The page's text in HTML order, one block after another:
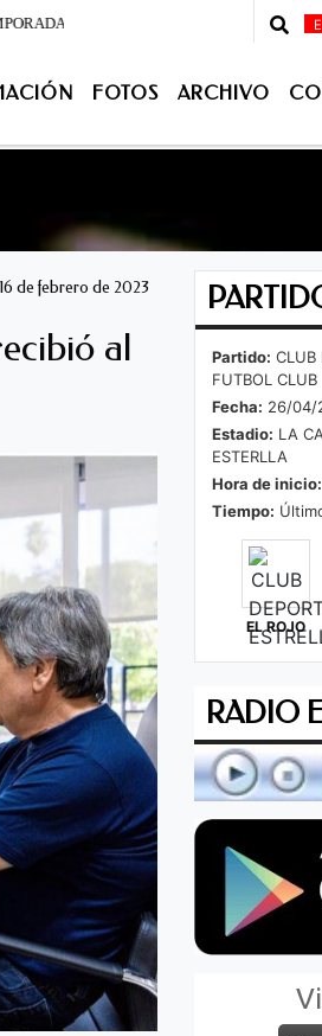
LUNES A VIERNES DESDE LA 07:00 - 08
EN VIVO TV
FOTOS ARCHIVO
16 de febrero de 2023
al
Partido: CLUB
FUTBOL CLUB
Fecha: 26/04/
Estadio: LA
ESTERLLA
Hora de inicio:
Tiempo:
EL ROJO
RADIO